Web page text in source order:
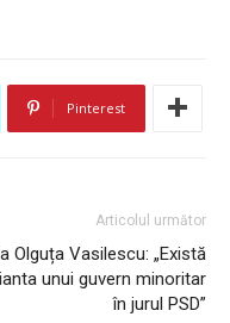
Pinterest
Articolul următor
Olguța Vasilescu: „Există
unui guvern minoritar
în jurul PSD”